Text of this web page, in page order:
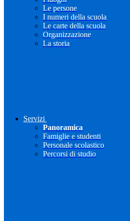
Le persone
I numeri della scuola
Le carte della scuola
Organizzazione
La storia
Servizi
Panoramica
Famiglie e studenti
Personale scolastico
Percorsi di studio